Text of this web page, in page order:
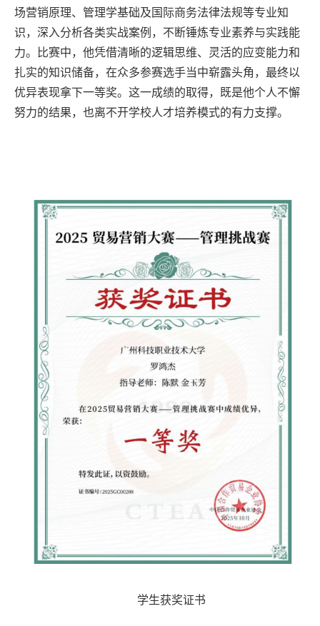
场营销原理、管理学基础及国际商务法律法规等专业知
识，深入分析各类实战案例，不断锤炼专业素养与实践能
力。比赛中，他凭借清晰的逻辑思维、灵活的应变能力和
扎实的知识储备，在众多参赛选手当中崭露头角，最终以
优异表现拿下一等奖。这一成绩的取得，既是他个人不懈
努力的结果，也离不开学校人才培养模式的有力支撑。
学生获奖证书